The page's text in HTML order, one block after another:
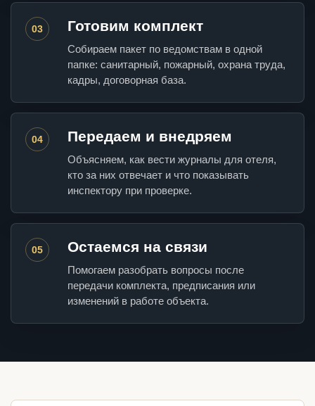
03 Готовим комплект
Собираем пакет по ведомствам в одной
папке: санитарный, пожарный, охрана труда,
кадры, договорная база.
04 Передаем и внедряем
Объясняем, как вести журналы для отеля,
кто за них отвечает и что показывать
инспектору при проверке.
05 Остаемся на связи
Помогаем разобрать вопросы после
передачи комплекта, предписания или
изменений в работе объекта.